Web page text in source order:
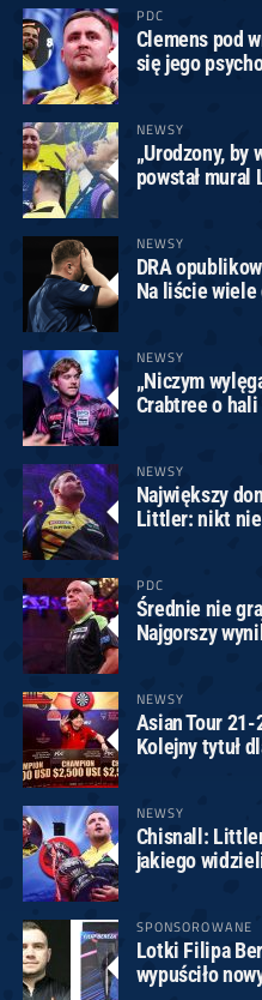
PDC
Clemens pod
się jego
NEWSY
„Urodzony, by
powstał mural
NEWSY
DRA
Na liście wiele
NEWSY
„Niczym
Crabtree o
NEWSY
Największy
Littler: nikt
PDC
Średnie nie
Najgorszy
NEWSY
Asian Tour
Kolejny tytuł
NEWSY
Chisnall:
jakiego
SPONSOROWANE
Lotki Filipa
wypuściło